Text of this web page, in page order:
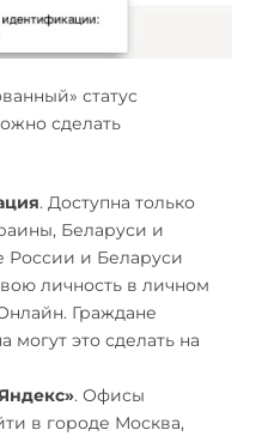
статус
сделать
. Доступна только
Беларуси и
России и Беларуси
личность в личном
Граждане
могут это сделать на
. Офисы
в городе Москва,